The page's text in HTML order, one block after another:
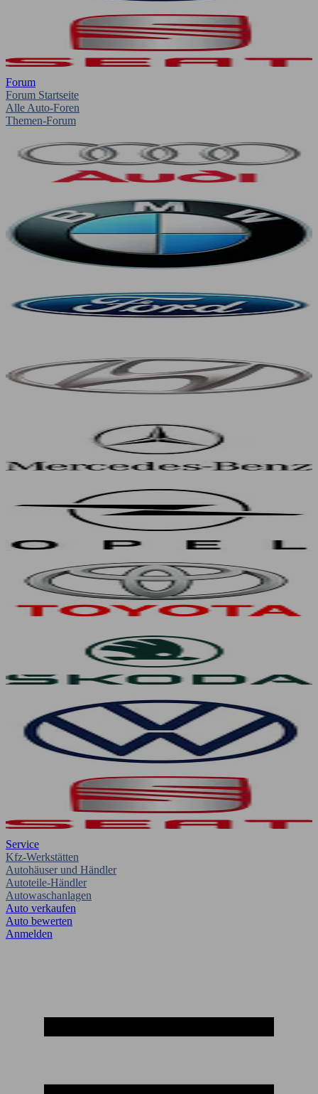
Forum
Forum Startseite
Alle Auto-Foren
Themen-Forum
Service
Kfz-Werkstätten
Autohäuser und Händler
Autoteile-Händler
Autowaschanlagen
Auto verkaufen
Auto bewerten
Anmelden